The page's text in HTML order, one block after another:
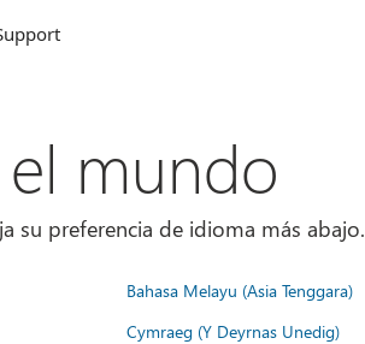
mundo
su preferencia de idioma más abajo.
Bahasa Melayu (Asia Tenggara)
Cymraeg (Y Deyrnas Unedig)